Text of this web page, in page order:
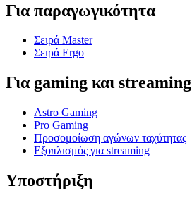
Για παραγωγικότητα
Σειρά Master
Σειρά Ergo
Για gaming και streaming
Astro Gaming
Pro Gaming
Προσομοίωση αγώνων ταχύτητας
Εξοπλισμός για streaming
Υποστήριξη